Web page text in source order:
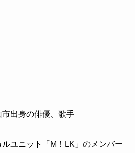
出身の俳優、歌手
ルユニット「M！LK」のメンバー